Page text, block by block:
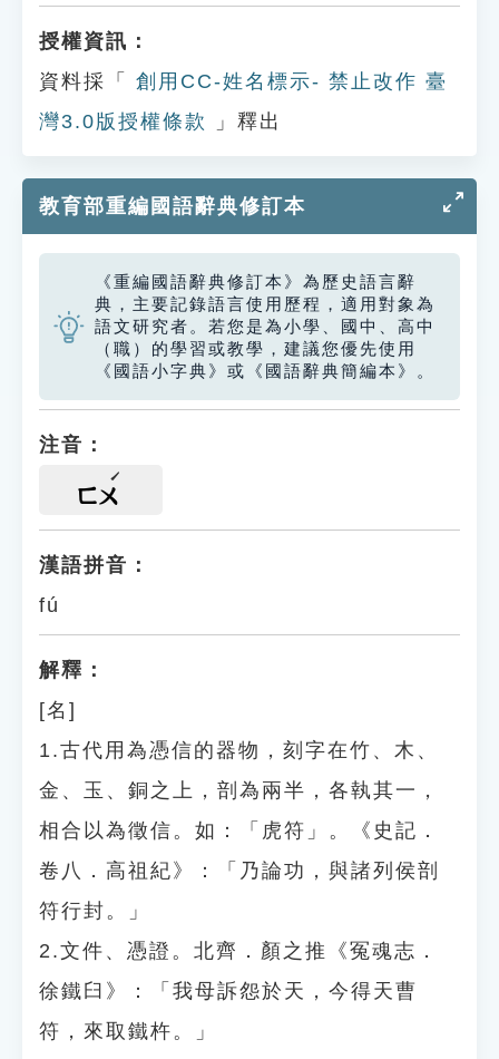
授權資訊：
資料採「
創用CC-姓名標示- 禁止改作 臺
灣3.0版授權條款
」釋出
教育部重編國語辭典修訂本
《重編國語辭典修訂本》為歷史語言辭
典，主要記錄語言使用歷程，適用對象為
語文研究者。若您是為小學、國中、高中
（職）的學習或教學，建議您優先使用
《國語小字典》或《國語辭典簡編本》。
注音：
ㄈㄨ
漢語拼音：
fú
解釋：
[名]
1.古代用為憑信的器物，刻字在竹、木、
金、玉、銅之上，剖為兩半，各執其一，
相合以為徵信。如：「虎符」。《史記．
卷八．高祖紀》：「乃論功，與諸列侯剖
符行封。」
2.文件、憑證。北齊．顏之推《冤魂志．
徐鐵臼》：「我母訴怨於天，今得天曹
符，來取鐵杵。」